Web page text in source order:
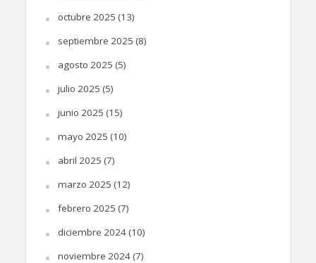
octubre 2025 (13)
septiembre 2025 (8)
agosto 2025 (5)
julio 2025 (5)
junio 2025 (15)
mayo 2025 (10)
abril 2025 (7)
marzo 2025 (12)
febrero 2025 (7)
diciembre 2024(10)
noviembre 2024(7)